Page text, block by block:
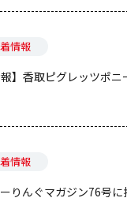
情報
報】香取ピグレッツポ
情報
りんぐマガジン76号